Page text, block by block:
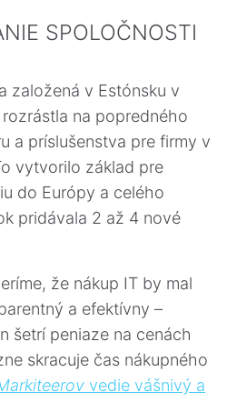
SPOLOČNOSTI
založená v Estónsku v
na popredného
a príslušenstva pre firmy v
vytvorilo základ pre
do Európy a celého
pridávala 2 až 4 nové
že nákup IT by mal
a efektívny –
šetrí peniaze na cenách
skracuje čas nákupného
vedie vášnivý a